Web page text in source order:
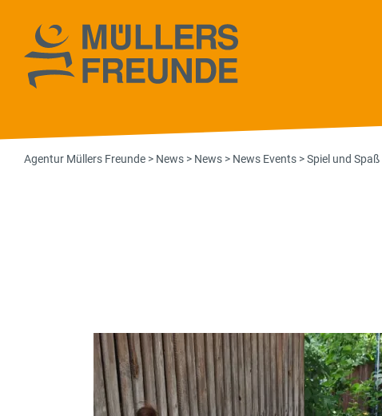
Agentur
Agentur Müllers Freunde > News > News > News Events >Spiel und